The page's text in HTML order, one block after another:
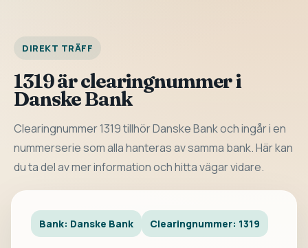
DIREKT TRÄFF
1319 är clearingnummer i
Danske Bank
Clearingnummer 1319 tillhör Danske Bank och ingår i en
nummerserie som alla hanteras av samma bank. Här kan
du ta del av mer information och hitta vägar vidare.
Bank: Danske Bank Clearingnummer: 1319